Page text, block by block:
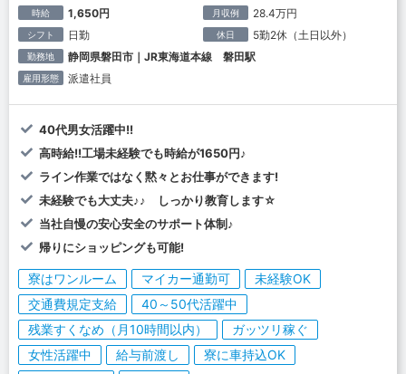
時給 1,650円 月収例 28.4万円
シフト 日勤 休日 5勤2休（土日以外）
勤務地 静岡県磐田市｜JR東海道本線 磐田駅
雇用形態 派遣社員
40代男女活躍中!!
高時給!!工場未経験でも時給が1650円♪
ライン作業ではなく黙々とお仕事ができます!
未経験でも大丈夫♪♪ しっかり教育します☆
当社自慢の安心安全のサポート体制♪
帰りにショッピングも可能!
寮はワンルーム マイカー通勤可
未経験OK
交通費規定支給
40～50代活躍中
残業すくなめ（月10時間以内）
ガッツリ稼ぐ
女性活躍中
給与前渡し
寮に車持込OK